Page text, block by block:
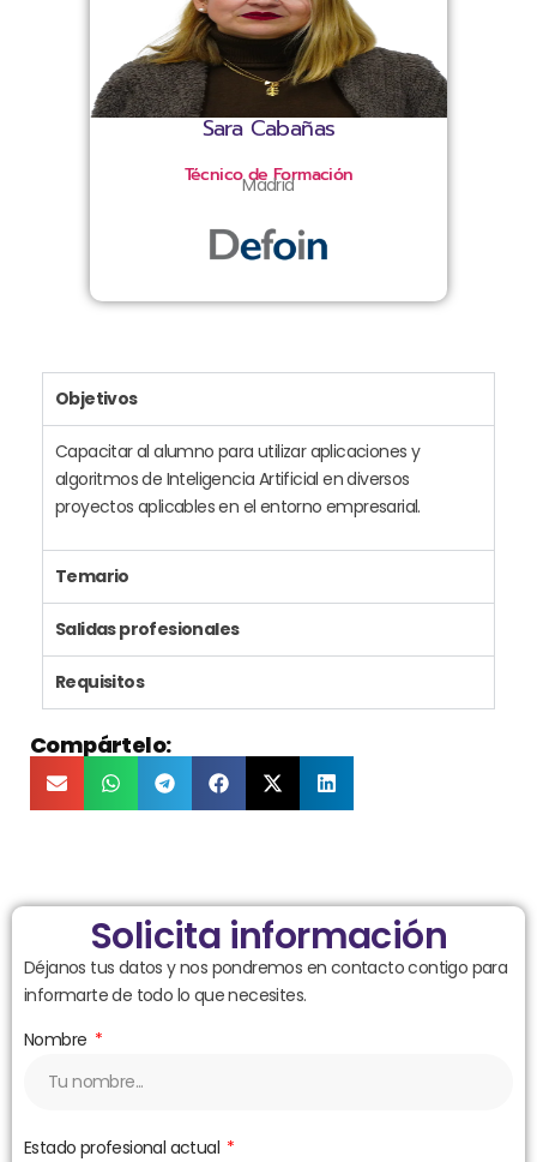
Sara Cabañas
Técnico de Formación
Madrid
Objetivos
Capacitar al alumno para utilizar aplicaciones y
algoritmos de Inteligencia Artificial en diversos
proyectos aplicables en el entorno empresarial.
Temario
Salidas profesionales
Requisitos
Compártelo:
Solicita información
Déjanos tus datos y nos pondremos en contacto contigo para
informarte de todo lo que necesites.
Nombre
Estado profesional actual